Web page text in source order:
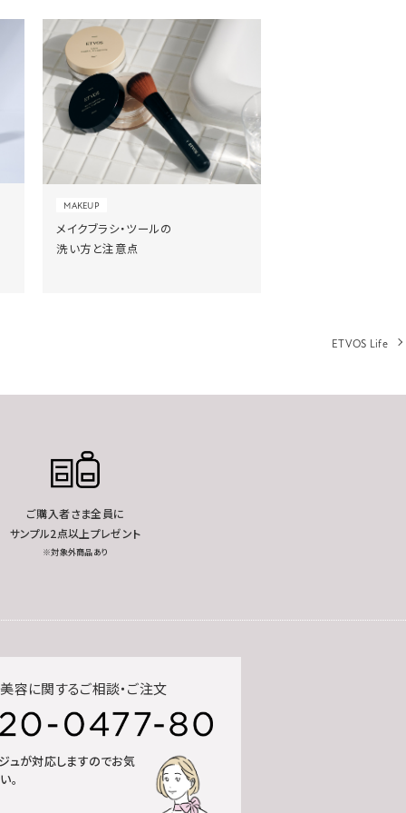
MAKEUP
メイクブラシ・ツールの
洗い方と注意点
ETVOS Life
ご購入者さま全員に
サンプル2点以上プレゼント
※対象外商品あり
容に関するご相談・ご注文
ュが対応しますのでお気
。